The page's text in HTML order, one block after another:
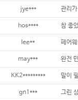
jye***
hos**** 참 좋
lee**
may*** 완전
KK2*********
gn1*** 그린